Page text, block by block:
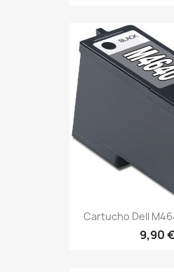
Cartucho Dell
9,90 €